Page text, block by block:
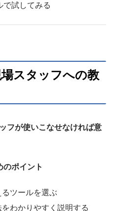
で試してみる
スタッフへの教
フが使いこなせなければ意
のポイント
ツールを選ぶ
わかりやすく説明する